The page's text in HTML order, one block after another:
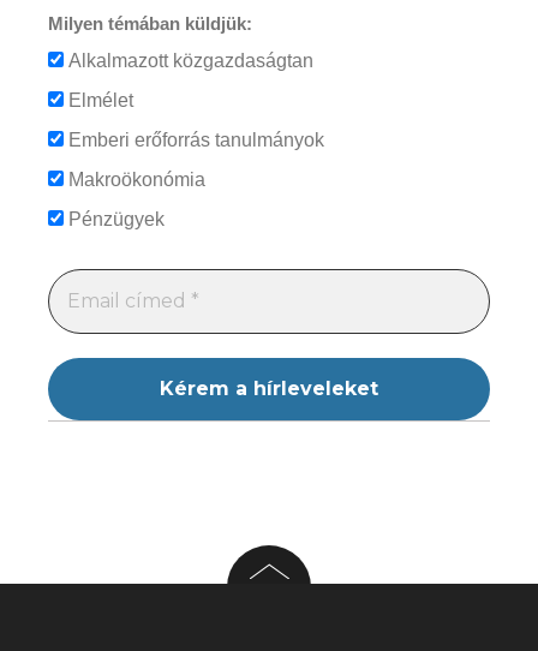
Milyen témában küldjük:
Alkalmazott közgazdaságtan
Elmélet
Emberi erőforrás tanulmányok
Makroökonómia
Pénzügyek